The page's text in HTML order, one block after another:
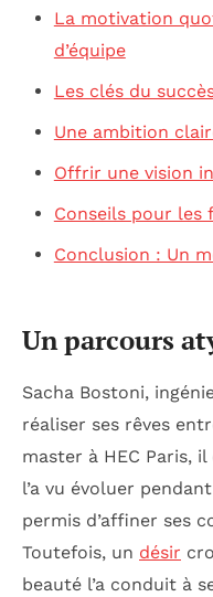
La motivation
d’équipe
Les clés du
Une ambition
Offrir une vision
Conseils pour
Conclusion : Un
Un parcours
Sacha Bostoni,
réaliser ses rêves
master à HEC Paris,
l’a vu évoluer
permis d’affiner ses
Toutefois, un désir
beauté l’a conduit à